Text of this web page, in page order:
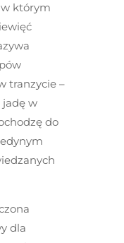
którym
tranzycie –
jadę w
do
dla